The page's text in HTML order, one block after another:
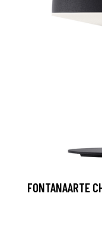
FONTANAARTE